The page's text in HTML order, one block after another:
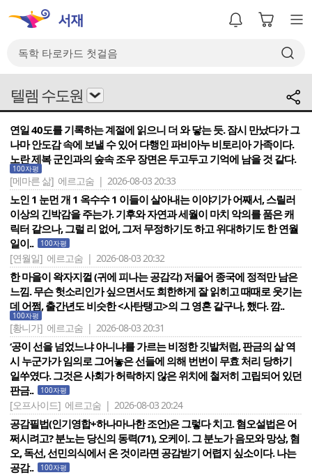
텔렘 수도원
연일 40도를 기록하는 계절에 읽으니 더 와 닿는 듯. 잠시 만났다가 그
나마 안도감 속에 보낼 수 있어 다행인 파비아누 비토리아 가족이다.
노란 제복 군인과의 숲속 조우 장면은 두고두고 기억에 남을 것 같다.
100자평
[메마른 삶] 에르고숨 | 2026-08-03 20:33
노인 1 눈먼 개 1 옥수수 1 이들이 살아내는 이야기가 어째서, 스릴러
이상의 긴박감을 주는가. 기후와 자연과 세월이 마치 악의를 품은 캐
릭터 같으나, 그럴 리 없어, 그저 무정하기도 하고 위대하기도 한 연월
일이..
100자평
[연월일] 에르고숨 | 2026-08-03 20:32
한 마을이 왁자지껄 (귀에 피나는 공감각) 저물어 종국에 정적만 남은
느낌. 무슨 헛소리인가 싶으면서도 희한하게 잘 읽히고 때때로 웃기는
데 어쩜, 출간년도 비슷한 <사탄탱고>의 그 영혼 같구나, 했다. 깜..
100자평
[황니가] 에르고숨 | 2026-08-03 20:31
‘공이 선을 넘었느냐 아니냐를 가르는 비정한 깃발처럼, 판금의 삶 역
시 누군가가 임의로 그어놓은 선들에 의해 번번이 무효 처리 당하기
일쑤였다. 그것은 사회가 허락하지 않은 위치에 철저히 고립되어 있던
판금..
100자평
[오프사이드] 에르고숨 | 2026-08-03 20:24
공감필법(인기영합+하나마나한 조언)은 그렇다 치고. 혐오설법은 어
쩌시려고? 분노는 당신의 동력(71), 오케이. 그 분노가 음모와 망상, 혐
오, 독선, 선민의식에서 온 것이라면 공감받기 어렵지 싶소이다. 나는
공감..
100자평